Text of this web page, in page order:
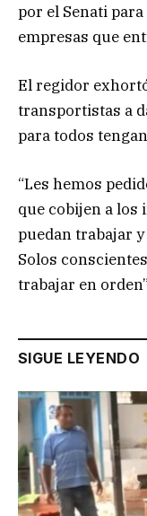
por el Senati
empresas que
El regidor
transportistas a
para todos
“Les hemos
que cobijen a los
puedan trabajar
Solos
trabajar en
SIGUE LEYENDO